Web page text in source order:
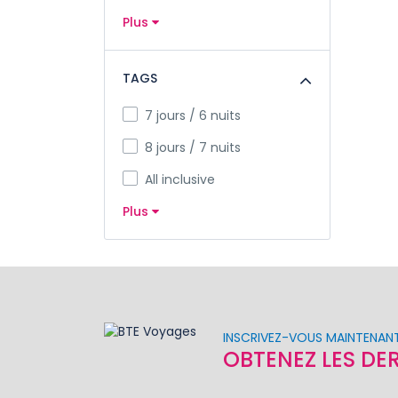
Plus
TAGS
7 jours / 6 nuits
8 jours / 7 nuits
All inclusive
Plus
INSCRIVEZ-VOUS
OBTENEZ LES